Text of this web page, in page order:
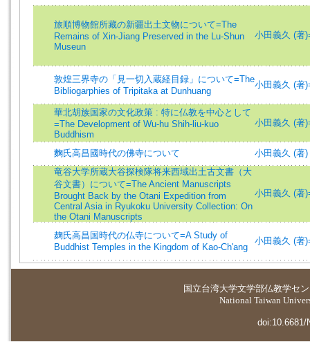
旅順博物館所藏の新疆出土文物について=The
Remains of Xin-Jiang Preserved in the Lu-Shun
Museun
小田義久 (著
敦煌三界寺の「見一切入蔵経目録」について=The
Bibliogarphies of Tripitaka at Dunhuang
小田義久 (著
華北胡族国家の文化政策 : 特に仏教を中心として
=The Development of Wu-hu Shih-liu-kuo
Buddhism
小田義久 (著
麴氏高昌國時代の佛寺について
小田義久 (著)
竜谷大学所蔵大谷探検隊将来西域出土古文書（大
谷文書）について=The Ancient Manuscripts
Brought Back by the Otani Expedition from
Central Asia in Ryukoku University Collection: On
the Otani Manuscripts
小田義久 (著
麹氏高昌国時代の仏寺について=A Study of
Buddhist Temples in the Kingdom of Kao-Ch'ang
小田義久 (著
国立台湾大学文学部仏教学セ
National Taiwan
doi:10.6681/